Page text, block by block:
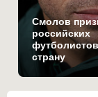
Смолов
российских
страну